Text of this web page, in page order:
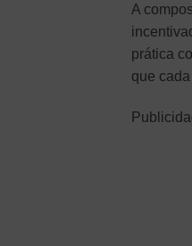
A
prática
que